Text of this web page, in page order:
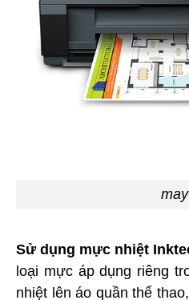
may in
Sử dụng mực nhiệt
loại mực áp dụng riêng
nhiệt lên áo quần thể